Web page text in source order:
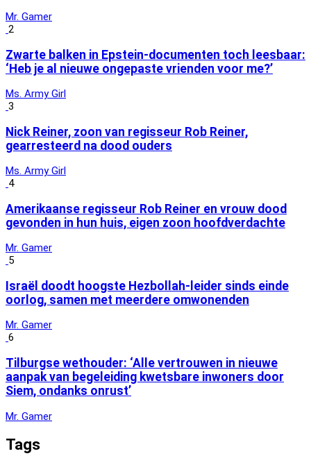
Mr. Gamer
2
Zwarte balken in Epstein-documenten toch leesbaar:
‘Heb je al nieuwe ongepaste vrienden voor me?’
Ms. Army Girl
3
Nick Reiner, zoon van regisseur Rob Reiner,
gearresteerd na dood ouders
Ms. Army Girl
4
Amerikaanse regisseur Rob Reiner en vrouw dood
gevonden in hun huis, eigen zoon hoofdverdachte
Mr. Gamer
5
Israël doodt hoogste Hezbollah-leider sinds einde
oorlog, samen met meerdere omwonenden
Mr. Gamer
6
Tilburgse wethouder: ‘Alle vertrouwen in nieuwe
aanpak van begeleiding kwetsbare inwoners door
Siem, ondanks onrust’
Mr. Gamer
Tags